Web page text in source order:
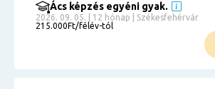
Ács képzés egyéni gyak.
2026. 09. 05. | 12 hónap | Székesfehérvár
215.000Ft/félév-tól